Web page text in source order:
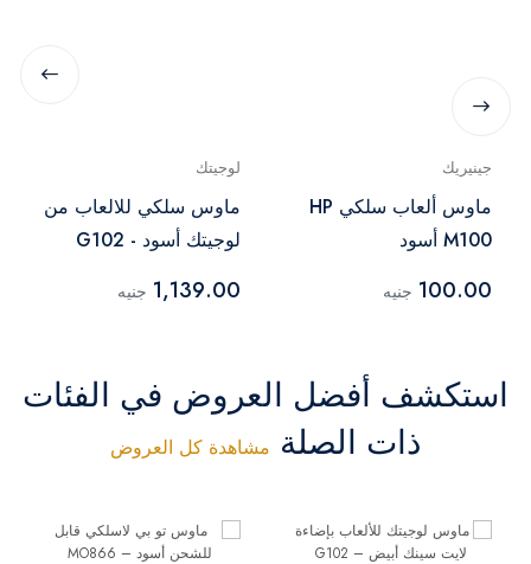
جينيريك
ماوس ألعاب سلكي HP
M100 أسود
100.00 جنيه
لوجيتك
ماوس سلكي للالعاب من
لوجيتك أسود - G102
1,139.00 جنيه
استكشف أفضل العروض في الفئات
ذات الصلة مشاهدة كل العروض